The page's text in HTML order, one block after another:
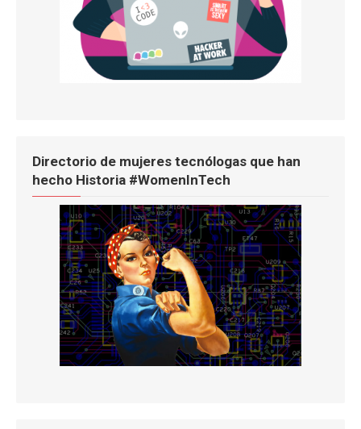
Directorio de mujeres tecnólogas que han
hecho Historia #WomenInTech